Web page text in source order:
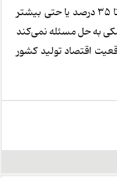
اگر سهم فولاد در برخی صنایع 27 تا 35 درصد یا حتی بیشتر
نه‌تنها کمکی به حل مسئله نمی‌کند
اقتصاد تولید کشور